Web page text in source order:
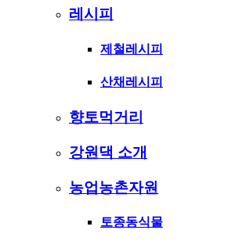
레시피
제철레시피
산채레시피
향토먹거리
강원댁 소개
농업농촌자원
토종동식물